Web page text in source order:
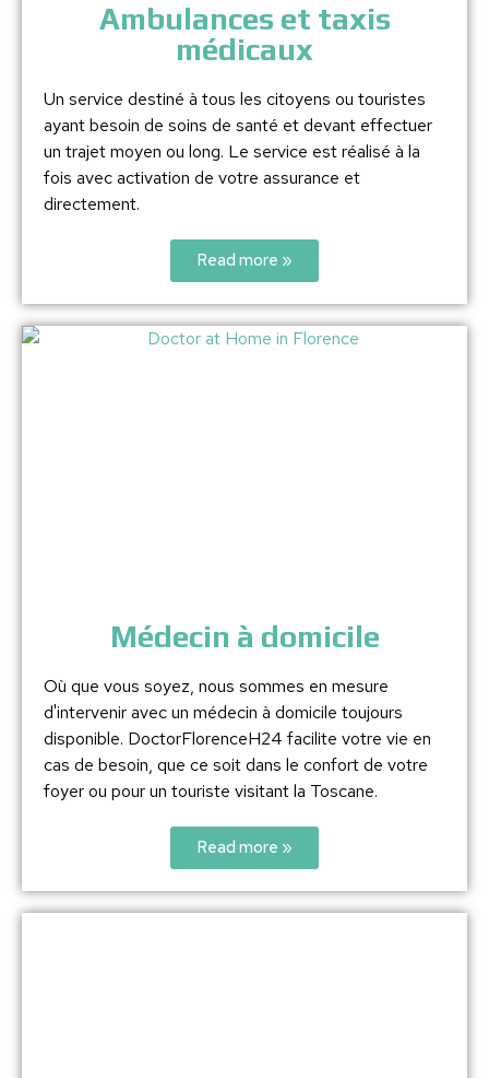
Ambulances et taxis
médicaux
Un service destiné à tous les citoyens ou touristes
ayant besoin de soins de santé et devant effectuer
un trajet moyen ou long. Le service est réalisé à la
fois avec activation de votre assurance et
directement.
Read more »
Médecin à domicile
Où que vous soyez, nous sommes en mesure
d'intervenir avec un médecin à domicile toujours
disponible. DoctorFlorenceH24 facilite votre vie en
cas de besoin, que ce soit dans le confort de votre
foyer ou pour un touriste visitant la Toscane.
Read more »